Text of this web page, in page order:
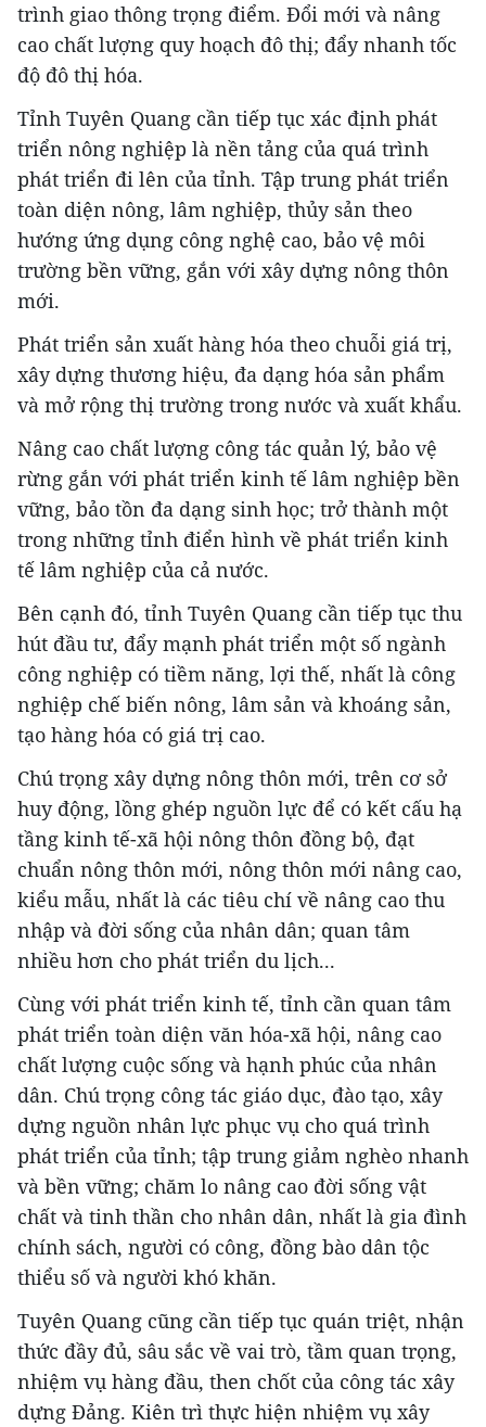
trình giao thông trọng điểm. Đổi mới và nâng
cao chất lượng quy hoạch đô thị; đẩy nhanh tốc
độ đô thị hóa.
Tỉnh Tuyên Quang cần tiếp tục xác định phát
triển nông nghiệp là nền tảng của quá trình
phát triển đi lên của tỉnh. Tập trung phát triển
toàn diện nông, lâm nghiệp, thủy sản theo
hướng ứng dụng công nghệ cao, bảo vệ môi
trường bền vững, gắn với xây dựng nông thôn
mới.
Phát triển sản xuất hàng hóa theo chuỗi giá trị,
xây dựng thương hiệu, đa dạng hóa sản phẩm
và mở rộng thị trường trong nước và xuất khẩu.
Nâng cao chất lượng công tác quản lý, bảo vệ
rừng gắn với phát triển kinh tế lâm nghiệp bền
vững, bảo tồn đa dạng sinh học; trở thành một
trong những tỉnh điển hình về phát triển kinh
tế lâm nghiệp của cả nước.
Bên cạnh đó, tỉnh Tuyên Quang cần tiếp tục thu
hút đầu tư, đẩy mạnh phát triển một số ngành
công nghiệp có tiềm năng, lợi thế, nhất là công
nghiệp chế biến nông, lâm sản và khoáng sản,
tạo hàng hóa có giá trị cao.
Chú trọng xây dựng nông thôn mới, trên cơ sở
huy động, lồng ghép nguồn lực để có kết cấu hạ
tầng kinh tế-xã hội nông thôn đồng bộ, đạt
chuẩn nông thôn mới, nông thôn mới nâng cao,
kiểu mẫu, nhất là các tiêu chí về nâng cao thu
nhập và đời sống của nhân dân; quan tâm
nhiều hơn cho phát triển du lịch...
Cùng với phát triển kinh tế, tỉnh cần quan tâm
phát triển toàn diện văn hóa-xã hội, nâng cao
chất lượng cuộc sống và hạnh phúc của nhân
dân. Chú trọng công tác giáo dục, đào tạo, xây
dựng nguồn nhân lực phục vụ cho quá trình
phát triển của tỉnh; tập trung giảm nghèo nhanh
và bền vững; chăm lo nâng cao đời sống vật
chất và tinh thần cho nhân dân, nhất là gia đình
chính sách, người có công, đồng bào dân tộc
thiểu số và người khó khăn.
Tuyên Quang cũng cần tiếp tục quán triệt, nhận
thức đầy đủ, sâu sắc về vai trò, tầm quan trọng,
nhiệm vụ hàng đầu, then chốt của công tác xây
dựng Đảng. Kiên trì thực hiện nhiệm vụ xây